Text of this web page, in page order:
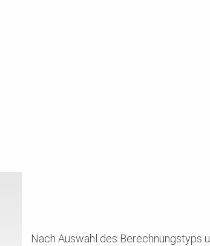
Nach Auswahl des Berechnungstyps